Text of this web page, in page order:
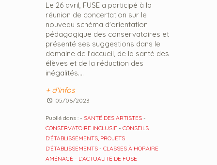
Le 26 avril, FUSE a participé à la
réunion de concertation sur le
nouveau schéma d'orientation
pédagogique des conservatoires et
présenté ses suggestions dans le
domaine de l'accueil, de la santé des
élèves et de la réduction des
inégalités....
+ d'infos
05/06/2023
Publié dans : - SANTÉ DES ARTISTES -
CONSERVATOIRE INCLUSIF - CONSEILS
D'ÉTABLISSEMENTS, PROJETS
D'ÉTABLISSEMENTS - CLASSES À HORAIRE
AMÉNAGÉ - L'ACTUALITÉ DE FUSE